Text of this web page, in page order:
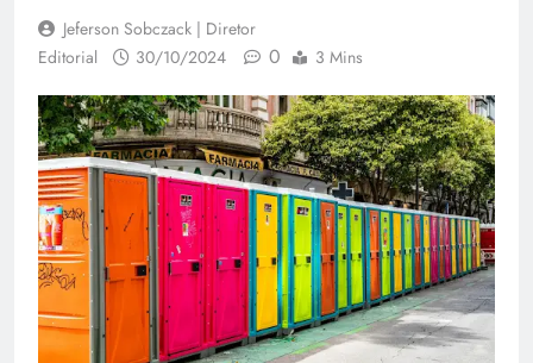
Jeferson Sobczack | Diretor
Editorial
30/10/2024 0 3 Mins